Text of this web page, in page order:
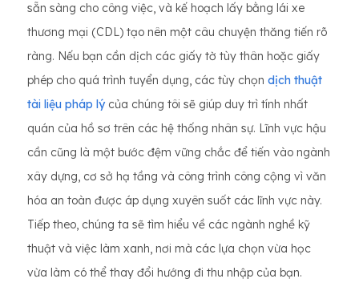
sẵn sàng cho công việc, và kế hoạch lấy bằng lái xe
thương mại (CDL) tạo nên một câu chuyện thăng tiến rõ
ràng. Nếu bạn cần dịch các giấy tờ tùy thân hoặc giấy
phép cho quá trình tuyển dụng, các tùy chọn dịch thuật
tài liệu pháp lýcủa chúng tôi sẽ giúp duy trì tính nhất
quán của hồ sơ trên các hệ thống nhân sự. Lĩnh vực hậu
cần cũng là một bước đệm vững chắc để tiến vào ngành
xây dựng, cơ sở hạ tầng và công trình công cộng vì văn
hóa an toàn được áp dụng xuyên suốt các lĩnh vực này.
Tiếp theo, chúng ta sẽ tìm hiểu về các ngành nghề kỹ
thuật và việc làm xanh, nơi mà các lựa chọn vừa học
vừa làm có thể thay đổi hướng đi thu nhập của bạn.